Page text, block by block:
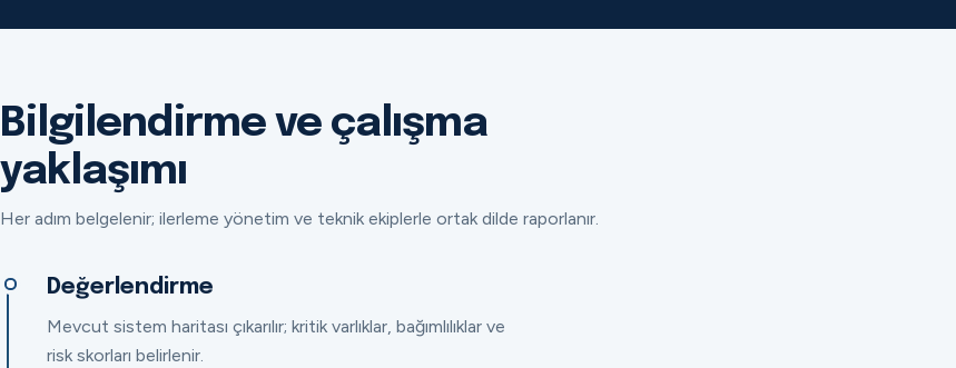
Bilgilendirme ve çalışma
yaklaşımı
Her adım belgelenir; ilerleme yönetim ve teknik ekiplerle ortak dilde raporlanır.
Değerlendirme
Mevcut sistem haritası çıkarılır; kritik varlıklar, bağımlılıklar ve
risk skorları belirlenir.